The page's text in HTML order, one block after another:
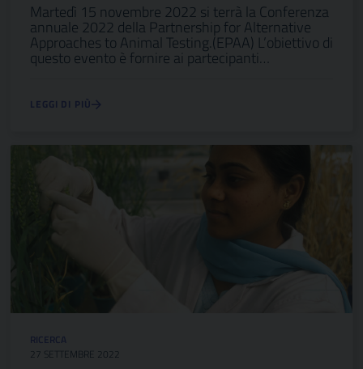
Martedì 15 novembre 2022 si terrà la Conferenza
annuale 2022 della Partnership for Alternative
Approaches to Animal Testing.(EPAA) L’obiettivo di
questo evento è fornire ai partecipanti…
LEGGI DI PIÙ
RICERCA
27 SETTEMBRE 2022